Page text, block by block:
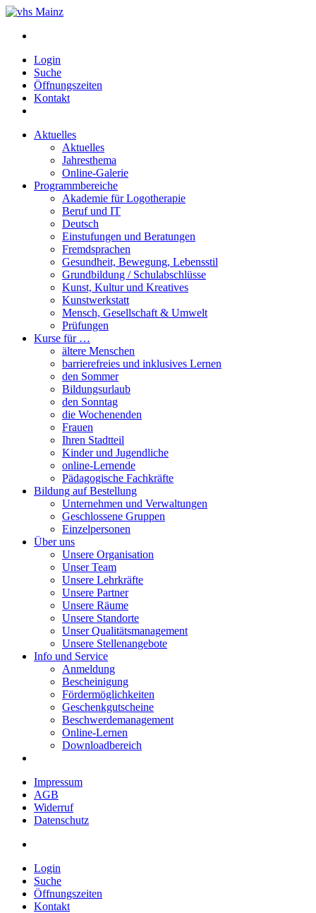
Login
Suche
Öffnungszeiten
Kontakt
Aktuelles
Aktuelles
Jahresthema
Online-Galerie
Programmbereiche
Akademie für Logotherapie
Beruf und IT
Deutsch
Einstufungen und Beratungen
Fremdsprachen
Gesundheit, Bewegung, Lebensstil
Grundbildung / Schulabschlüsse
Kunst, Kultur und Kreatives
Kunstwerkstatt
Mensch, Gesellschaft & Umwelt
Prüfungen
Kurse für …
ältere Menschen
barrierefreies und inklusives Lernen
den Sommer
Bildungsurlaub
den Sonntag
die Wochenenden
Frauen
Ihren Stadtteil
Kinder und Jugendliche
online-Lernende
Pädagogische Fachkräfte
Bildung auf Bestellung
Unternehmen und Verwaltungen
Geschlossene Gruppen
Einzelpersonen
Über uns
Unsere Organisation
Unser Team
Unsere Lehrkräfte
Unsere Partner
Unsere Räume
Unsere Standorte
Unser Qualitätsmanagement
Unsere Stellenangebote
Info und Service
Anmeldung
Bescheinigung
Fördermöglichkeiten
Geschenkgutscheine
Beschwerdemanagement
Online-Lernen
Downloadbereich
Impressum
AGB
Widerruf
Datenschutz
Login
Suche
Öffnungszeiten
Kontakt